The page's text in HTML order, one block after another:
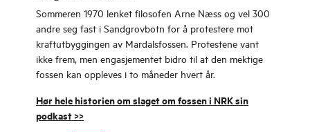
Sommeren 1970 lenket filosofen Arne Næss og vel 300
andre seg fast i Sandgrovbotn for å protestere mot
kraftutbyggingen av Mardalsfossen. Protestene vant
ikke frem, men engasjementet bidro til at den mektige
fossen kan oppleves i to måneder hvert år.
Hør hele historien om slaget om fossen i NRK sin
podkast >>